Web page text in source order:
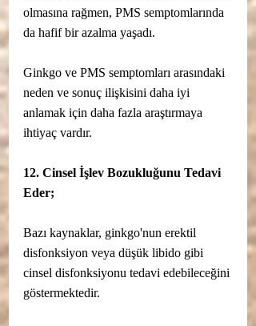
olmasına rağmen, PMS semptomlarında
da hafif bir azalma yaşadı.
Ginkgo ve PMS semptomları arasındaki
neden ve sonuç ilişkisini daha iyi
anlamak için daha fazla araştırmaya
ihtiyaç vardır.
12. Cinsel İşlev Bozukluğunu Tedavi
Eder;
Bazı kaynaklar, ginkgo'nun erektil
disfonksiyon veya düşük libido gibi
cinsel disfonksiyonu tedavi edebileceğini
göstermektedir.